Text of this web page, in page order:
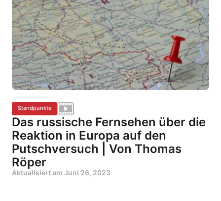
Standpunkte
Das russische Fernsehen über die
Reaktion in Europa auf den
Putschversuch | Von Thomas
Röper
Aktualisiert am Juni 26, 2023